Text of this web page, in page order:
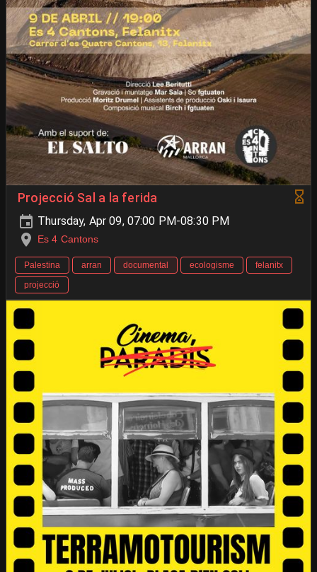
Projecció Sal a la ferida
Thursday, Apr 09, 07:00 PM-08:30 PM
Es 4 Cantons
Palestina arran documental ecologisme
felanitx
projecció